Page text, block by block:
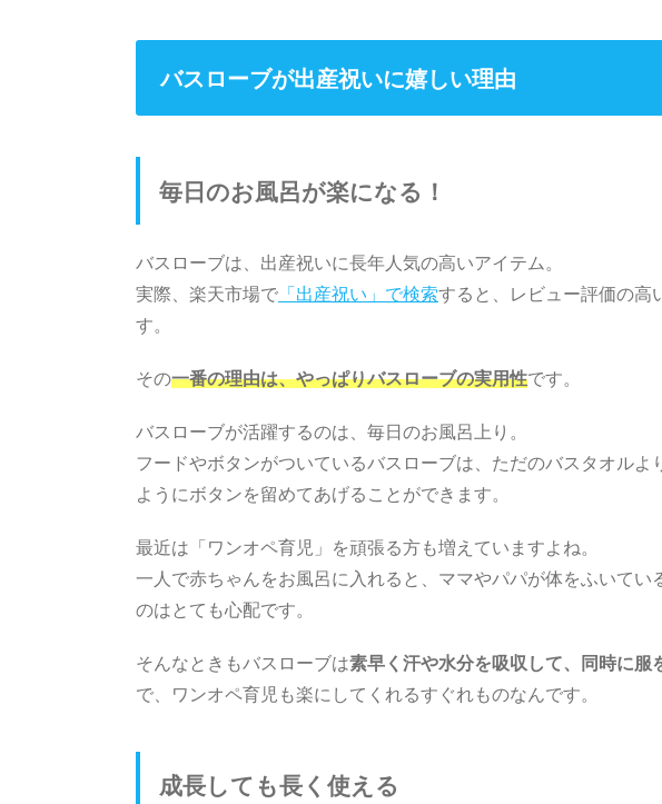
バスローブが出産祝いに嬉しい理由
毎日のお風呂が楽になる！
バスローブは、出産祝いに長年人気の高いアイテム。
実際、楽天市場で 「出産祝い」で検索すると、レビュー評価の高
す。
その一番の理由は、やっぱりバスローブの実用性です。
バスローブが活躍するのは、毎日のお風呂上り。
フードやボタンがついているバスローブは、ただのバスタオルよ
ようにボタンを留めてあげることができます。
最近は「ワンオペ育児」を頑張る方も増えていますよね。
一人で赤ちゃんをお風呂に入れると、ママやパパが体をふいてい
のはとても心配です。
そんなときもバスローブは素早く汗や水分を吸収して、同時に服
で、ワンオペ育児も楽にしてくれるすぐれものなんです。
成長しても長く使える